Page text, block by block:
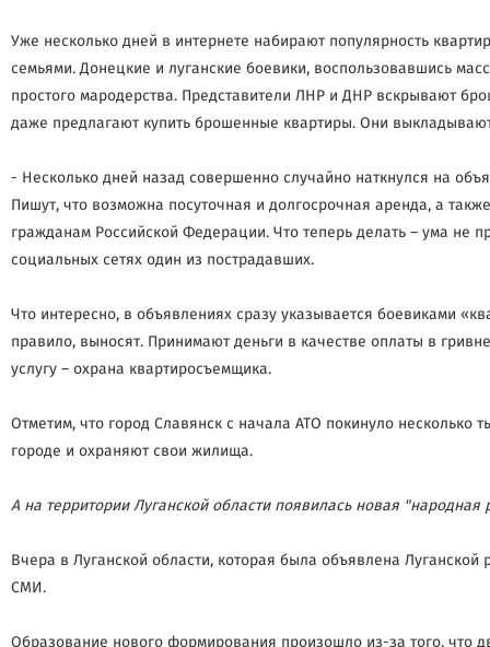
Уже несколько дней в интернете набирают популярность
семьями. Донецкие и луганские боевики, воспользовавшись
простого мародерства. Представители ЛНР и ДНР вскрывают
даже предлагают купить брошенные квартиры. Они
- Несколько дней назад совершенно случайно наткнулся на
Пишут, что возможна посуточная и долгосрочная аренда, а
гражданам Российской Федерации. Что теперь делать – ума
социальных сетях один из пострадавших.
Что интересно, в объявлениях сразу указывается боевиками
правило, выносят. Принимают деньги в качестве оплаты в
услугу – охрана квартиросъемщика.
Отметим, что город Славянск с начала АТО покинуло
городе и охраняют свои жилища.
А на территории Луганской области появилась новая "народная
Вчера в Луганской области, которая была объявлена
СМИ.